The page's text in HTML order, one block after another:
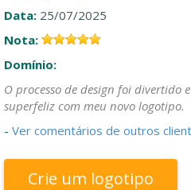
Data: 25/07/2025
Nota:
Domínio:
O processo de design foi divertido
superfeliz com meu novo logotipo.
- Ver comentários de outros
Crie um logotipo